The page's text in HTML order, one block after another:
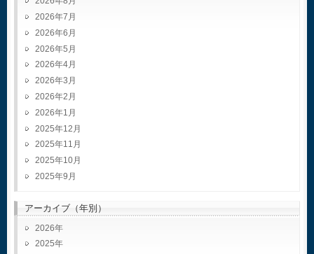
2026年7月
2026年6月
2026年5月
2026年4月
2026年3月
2026年2月
2026年1月
2025年12月
2025年11月
2025年10月
2025年9月
アーカイブ（年別）
2026
2025